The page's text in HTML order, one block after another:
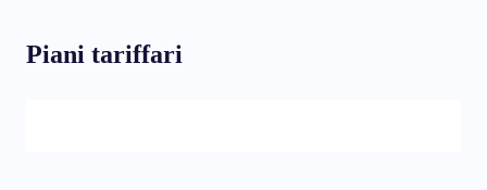
Piani tariffari